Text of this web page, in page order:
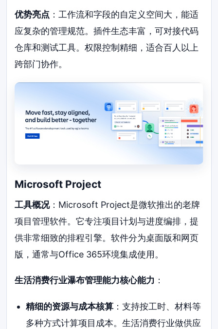
优势亮点 ：工作流和字段的自定义空间大，能适
应复杂的管理规范。插件生态丰富，可对接代码
仓库和测试工具。权限控制精细，适合百人以上
跨部门协作。
Microsoft Project
工具概况：Microsoft Project是微软推出的老牌
项目管理软件。它专注项目计划与进度编排，提
供非常细致的排程引擎。软件分为桌面版和网页
版，通常与Office 365环境集成使用。
生活消费行业瀑布管理能力核心能力 ：
精细的资源与成本核算：支持按工时、材料等
多种方式计算项目成本。生活消费行业做供应